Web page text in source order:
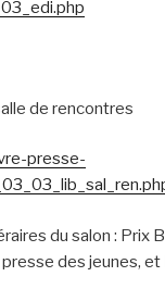
de rencontres
presse-
du salon : Prix
presse des jeunes,